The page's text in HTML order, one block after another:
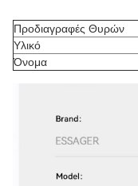
Προδιαγραφές Θυρών
Υλικό
Όνομα